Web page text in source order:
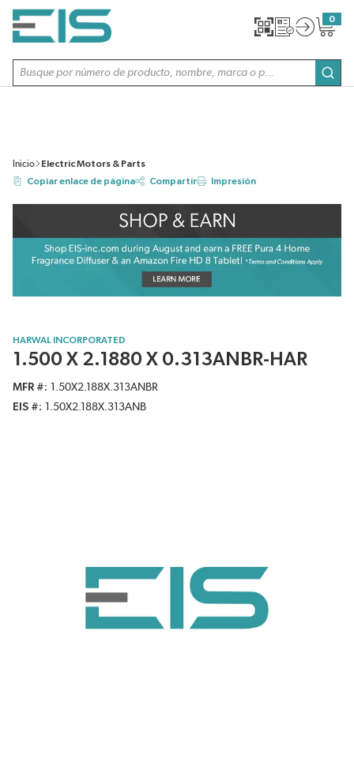
SALTAR AL CONTENIDO PRINCIPAL
Búsqueda de sitio
0
{0}
Inicio
Electric Motors & Parts
Copiar enlace de página
Compartir Impresión
HARWAL INCORPORATED
1.500 X 2.1880 X 0.313ANBR-HAR
MFR #
1.50X2.188X.313ANBR
EIS #
1.50X2.188X.313ANB